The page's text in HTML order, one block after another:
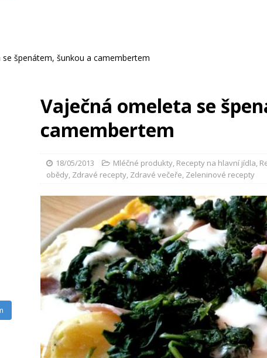
špenátem, šunkou a camembertem
Vaječná omeleta se
camembertem
18/05/2013 Mléčné produkty, Recepty na hlavní jídla,
obědy, Zdravé recepty, Zdravé večeře, Zeleninové recepty